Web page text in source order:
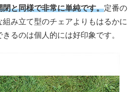
と同様で非常に単純です。定番の
み立て型のチェアよりもはるかに
るのは個人的には好印象です。